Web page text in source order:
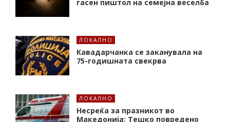
гасен пиштол на семејна веселба
ЛОКАЛНО
Кавадарчанка се заканувала на
75-годишната свекрва
ЛОКАЛНО
Несреќа за празникот во
Македонија: Тешко повредено